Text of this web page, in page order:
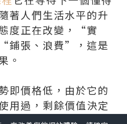
著人們生活水平的升
度正在改變，“實
鋪張、浪費”，這是
。
即價格低，由於它的
用過，剩餘價值決定
物美價廉的商品，二